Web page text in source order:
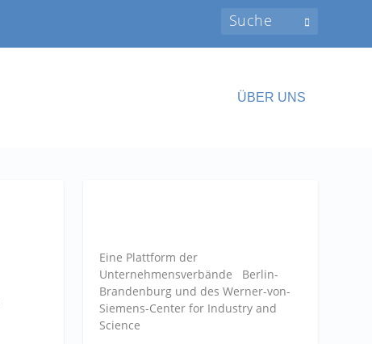
ÜBER UNS
Eine Plattform der
Unternehmensverbände Berlin-
Brandenburg und des Werner-von-
Siemens-Center for Industry and
Science